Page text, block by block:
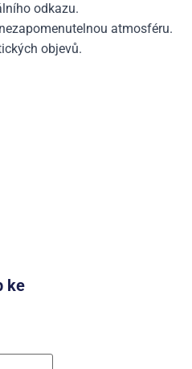
odkazu.
atmosféru.
objevů.
ke